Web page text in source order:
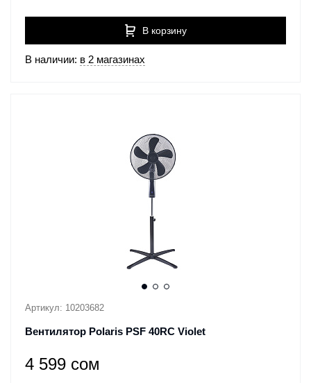
В корзину
В наличии: в 2 магазинах
Артикул: 10203682
Вентилятор Polaris PSF 40RC Violet
4 599 сом